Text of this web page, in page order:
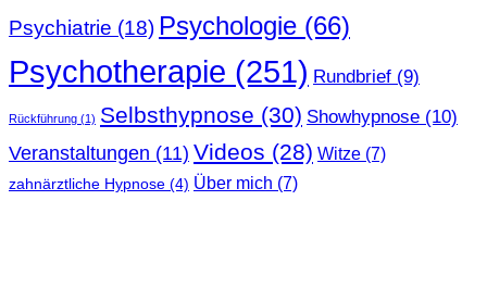
Psychiatrie (18) Psychologie (66)
Psychotherapie (251) Rundbrief (9)
Rückführung (1) Selbsthypnose (30) Showhypnose (10)
Veranstaltungen (11) Videos (28) Witze (7)
zahnärztliche Hypnose (4) Über mich (7)